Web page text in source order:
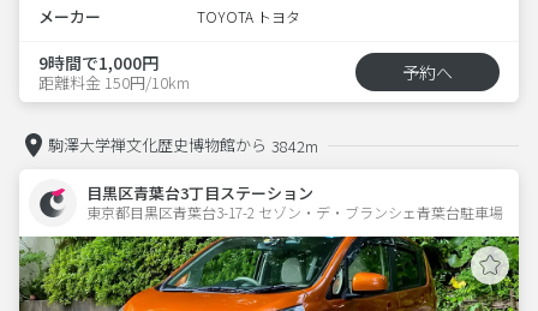
メーカー TOYOTA トヨタ
9時間で1,000円
距離料金 150円/10km 予約へ
駒澤大学禅文化歴史博物館から 3842m
目黒区青葉台3丁目ステーション
東京都目黒区青葉台3-17-2 セゾン・デ・ブランシェ青葉台駐車場